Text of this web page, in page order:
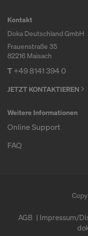
Kontakt
Doka Deutschland GmbH
Frauenstraße 35
82216 Maisach
T+49 8141 394 0
JETZT KONTAKTIEREN
Weitere Informationen
Online Support
FAQ
AGB Impressum/